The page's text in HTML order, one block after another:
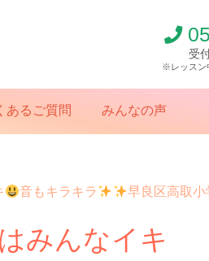
受
※レッスン
あるご質問 みんなの声
音もキラキラ 早良区高取
みんなイキ